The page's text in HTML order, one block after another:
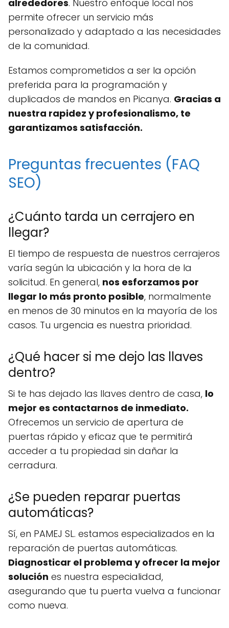
alrededores. Nuestro enfoque local nos
permite ofrecer un servicio más
personalizado y adaptado a las necesidades
de la comunidad.
Estamos comprometidos a ser la opción
preferida para la programación y
duplicados de mandos en Picanya. Gracias a
nuestra rapidez y profesionalismo, te
garantizamos satisfacción.
Preguntas frecuentes (FAQ
SEO)
¿Cuánto tarda un cerrajero en
llegar?
El tiempo de respuesta de nuestros cerrajeros
varía según la ubicación y la hora de la
solicitud. En general, nos esforzamos por
llegar lo más pronto posible, normalmente
en menos de 30 minutos en la mayoría de los
casos. Tu urgencia es nuestra prioridad.
¿Qué hacer si me dejo las llaves
dentro?
Si te has dejado las llaves dentro de casa, lo
mejor es contactarnos de inmediato.
Ofrecemos un servicio de apertura de
puertas rápido y eficaz que te permitirá
acceder a tu propiedad sin dañar la
cerradura.
¿Se pueden reparar puertas
automáticas?
Sí, en PAMEJ SL. estamos especializados en la
reparación de puertas automáticas.
Diagnosticar el problema y ofrecer la mejor
solución es nuestra especialidad,
asegurando que tu puerta vuelva a funcionar
como nueva.